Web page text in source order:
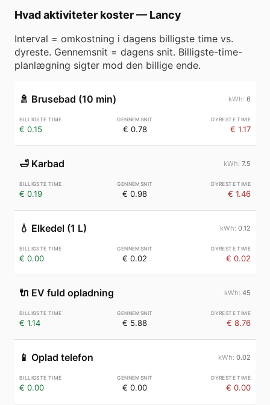
Hvad aktiviteter koster— Lancy
Interval = omkostning i dagens billigste time vs.
dyreste. Gennemsnit = dagens snit. Billigste-time-
planlægning sigter mod den billige ende.
🚿 Brusebad (10 min) 6
€ 0.15 € 0.78 € 1.17
🛁 Karbad 7.5
€ 0.19 € 0.98 € 1.46
💧 Elkedel (1 L) 0.12
€ 0.00 € 0.02 € 0.02
🔌 EV fuld opladning 45
€ 1.14 € 5.88 € 8.76
📱 Oplad telefon 0.02
€ 0.00 € 0.00 € 0.00